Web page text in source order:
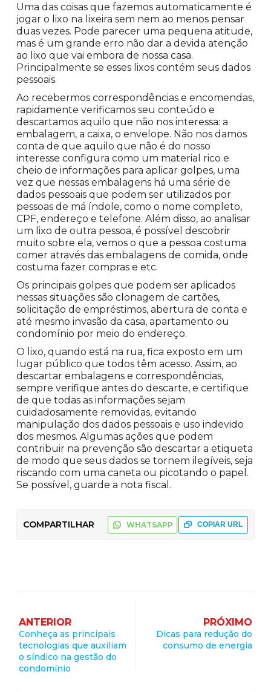
Uma das coisas que fazemos automaticamente é
jogar o lixo na lixeira sem nem ao menos pensar
duas vezes. Pode parecer uma pequena atitude,
mas é um grande erro não dar a devida atenção
ao lixo que vai embora de nossa casa.
Principalmente se esses lixos contém seus dados
pessoais.
Ao recebermos correspondências e encomendas,
rapidamente verificamos seu conteúdo e
descartamos aquilo que não nos interessa: a
embalagem, a caixa, o envelope. Não nos damos
conta de que aquilo que não é do nosso
interesse configura como um material rico e
cheio de informações para aplicar golpes, uma
vez que nessas embalagens há uma série de
dados pessoais que podem ser utilizados por
pessoas de má índole, como o nome completo,
CPF, endereço e telefone. Além disso, ao analisar
um lixo de outra pessoa, é possível descobrir
muito sobre ela, vemos o que a pessoa costuma
comer através das embalagens de comida, onde
costuma fazer compras e etc.
Os principais golpes que podem ser aplicados
nessas situações são clonagem de cartões,
solicitação de empréstimos, abertura de conta e
até mesmo invasão da casa, apartamento ou
condomínio por meio do endereço.
O lixo, quando está na rua, fica exposto em um
lugar público que todos têm acesso. Assim, ao
descartar embalagens e correspondências,
sempre verifique antes do descarte, e certifique
de que todas as informações sejam
cuidadosamente removidas, evitando
manipulação dos dados pessoais e uso indevido
dos mesmos. Algumas ações que podem
contribuir na prevenção são descartar a etiqueta
de modo que seus dados se tornem ilegíveis, seja
riscando com uma caneta ou picotando o papel.
Se possível, guarde a nota fiscal.
COMPARTILHAR COPIAR URL
WHATSAPP
ANTERIOR
Conheça as principais
tecnologias que auxiliam
o síndico na gestão do
condomínio
PRÓXIMO
Dicas para redução do
consumo de energia